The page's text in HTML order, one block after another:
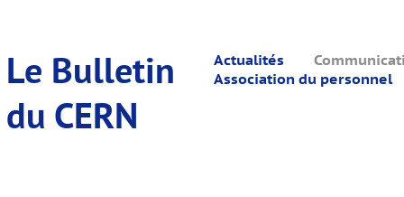
Le Bulletin
du CERN
Actualités
Association du personnel